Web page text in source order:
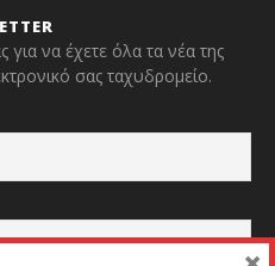
να έχετε όλα τα νέα της
σας ταχυδρομείο.